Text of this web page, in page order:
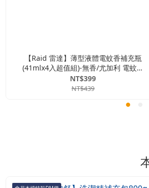
【Raid 雷達】薄型液體電蚊香補充瓶
(41mlx4入超值組)-無香/尤加利 電蚊香
液體電蚊香 驅蚊 蚊香 補充瓶 無味 尤加
利 防蚊 薄型
NT$399
NT$439